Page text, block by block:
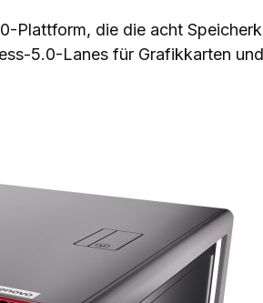
Plattform, die die acht
5.0-Lanes für Grafikkarten